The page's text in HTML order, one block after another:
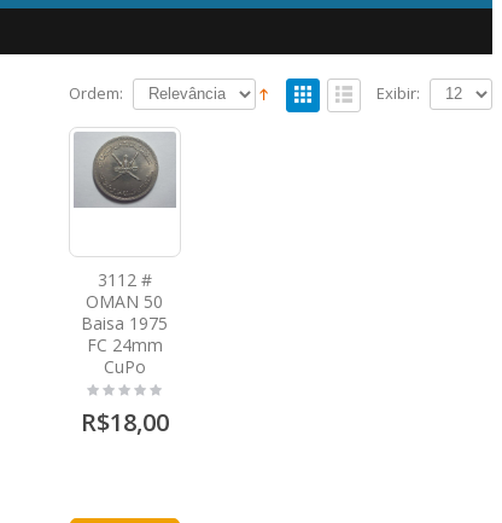
Ordem: Exibir:
3112 #
OMAN 50
Baisa 1975
FC 24mm
CuPo
R$18,00